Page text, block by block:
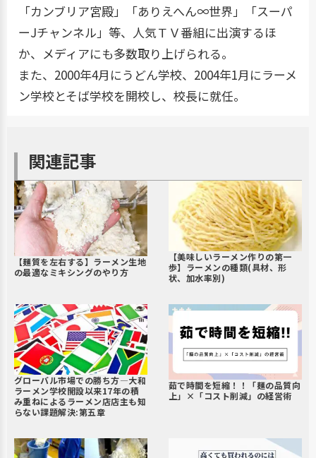
「カンブリア宮殿」「ありえへん∞世界」「スーパ
ーJチャンネル」等、人気ＴＶ番組に出演するほ
か、メディアにも多数取り上げられる。
また、2000年4月にうどん学校、2004年1月にラーメ
ン学校とそば学校を開校し、校長に就任。
関連記事
【麺質を左右する】ラーメン生地
の最適なミキシングのやり方
【美味しいラーメン作りの第一
歩】ラーメンの種類(具材、形
状、加水率別)
グローバル市場での勝ち方―大和
ラーメン学校開設以来17年の積
み重ねによるラーメン店店主も知
らない課題解決:第五章
茹で時間を短縮！！「麺の品質向
上」×「コスト削減」の経営術